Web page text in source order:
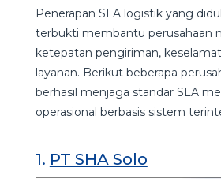
Penerapan SLA logistik yang
terbukti membantu perusahaan
ketepatan pengiriman,
layanan. Berikut beberapa
berhasil menjaga standar SLA
operasional berbasis sistem
1. PT SHA Solo